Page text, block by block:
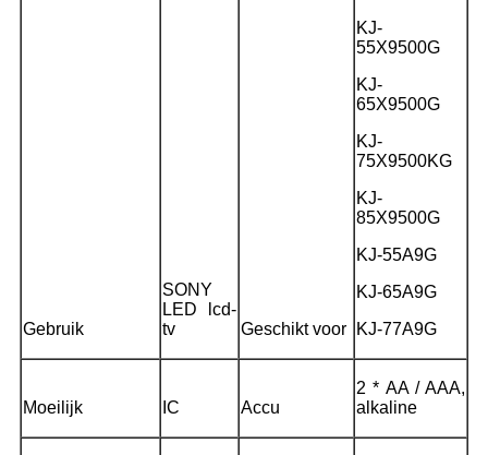
Gebruik
SONY
LED lcd-
tv
Geschikt voor
KJ-
55X9500G
KJ-
65X9500G
KJ-
75X9500KG
KJ-
85X9500G
KJ-55A9G
KJ-65A9G
KJ-77A9G
Moeilijk IC Accu
2 * AA / AAA,
alkaline